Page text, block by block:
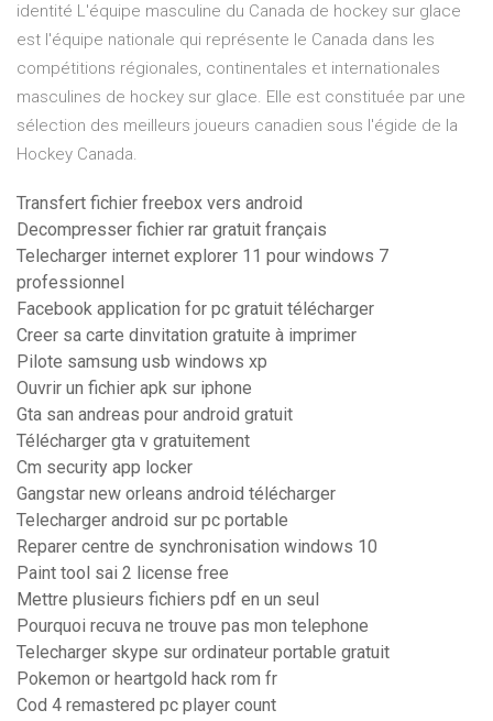
identité L'équipe masculine du Canada de hockey sur glace
est l'équipe nationale qui représente le Canada dans les
compétitions régionales, continentales et internationales
masculines de hockey sur glace. Elle est constituée par une
sélection des meilleurs joueurs canadien sous l'égide de la
Hockey Canada.
Transfert fichier freebox vers android
Decompresser fichier rar gratuit français
Telecharger internet explorer 11 pour windows 7
professionnel
Facebook application for pc gratuit télécharger
Creer sa carte dinvitation gratuite à imprimer
Pilote samsung usb windows xp
Ouvrir un fichier apk sur iphone
Gta san andreas pour android gratuit
Télécharger gta v gratuitement
Cm security app locker
Gangstar new orleans android télécharger
Telecharger android sur pc portable
Reparer centre de synchronisation windows 10
Paint tool sai 2 license free
Mettre plusieurs fichiers pdf en un seul
Pourquoi recuva ne trouve pas mon telephone
Telecharger skype sur ordinateur portable gratuit
Pokemon or heartgold hack rom fr
Cod 4 remastered pc player count